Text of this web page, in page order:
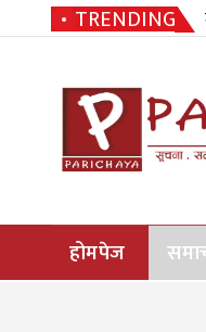
TRENDING
होमपेज